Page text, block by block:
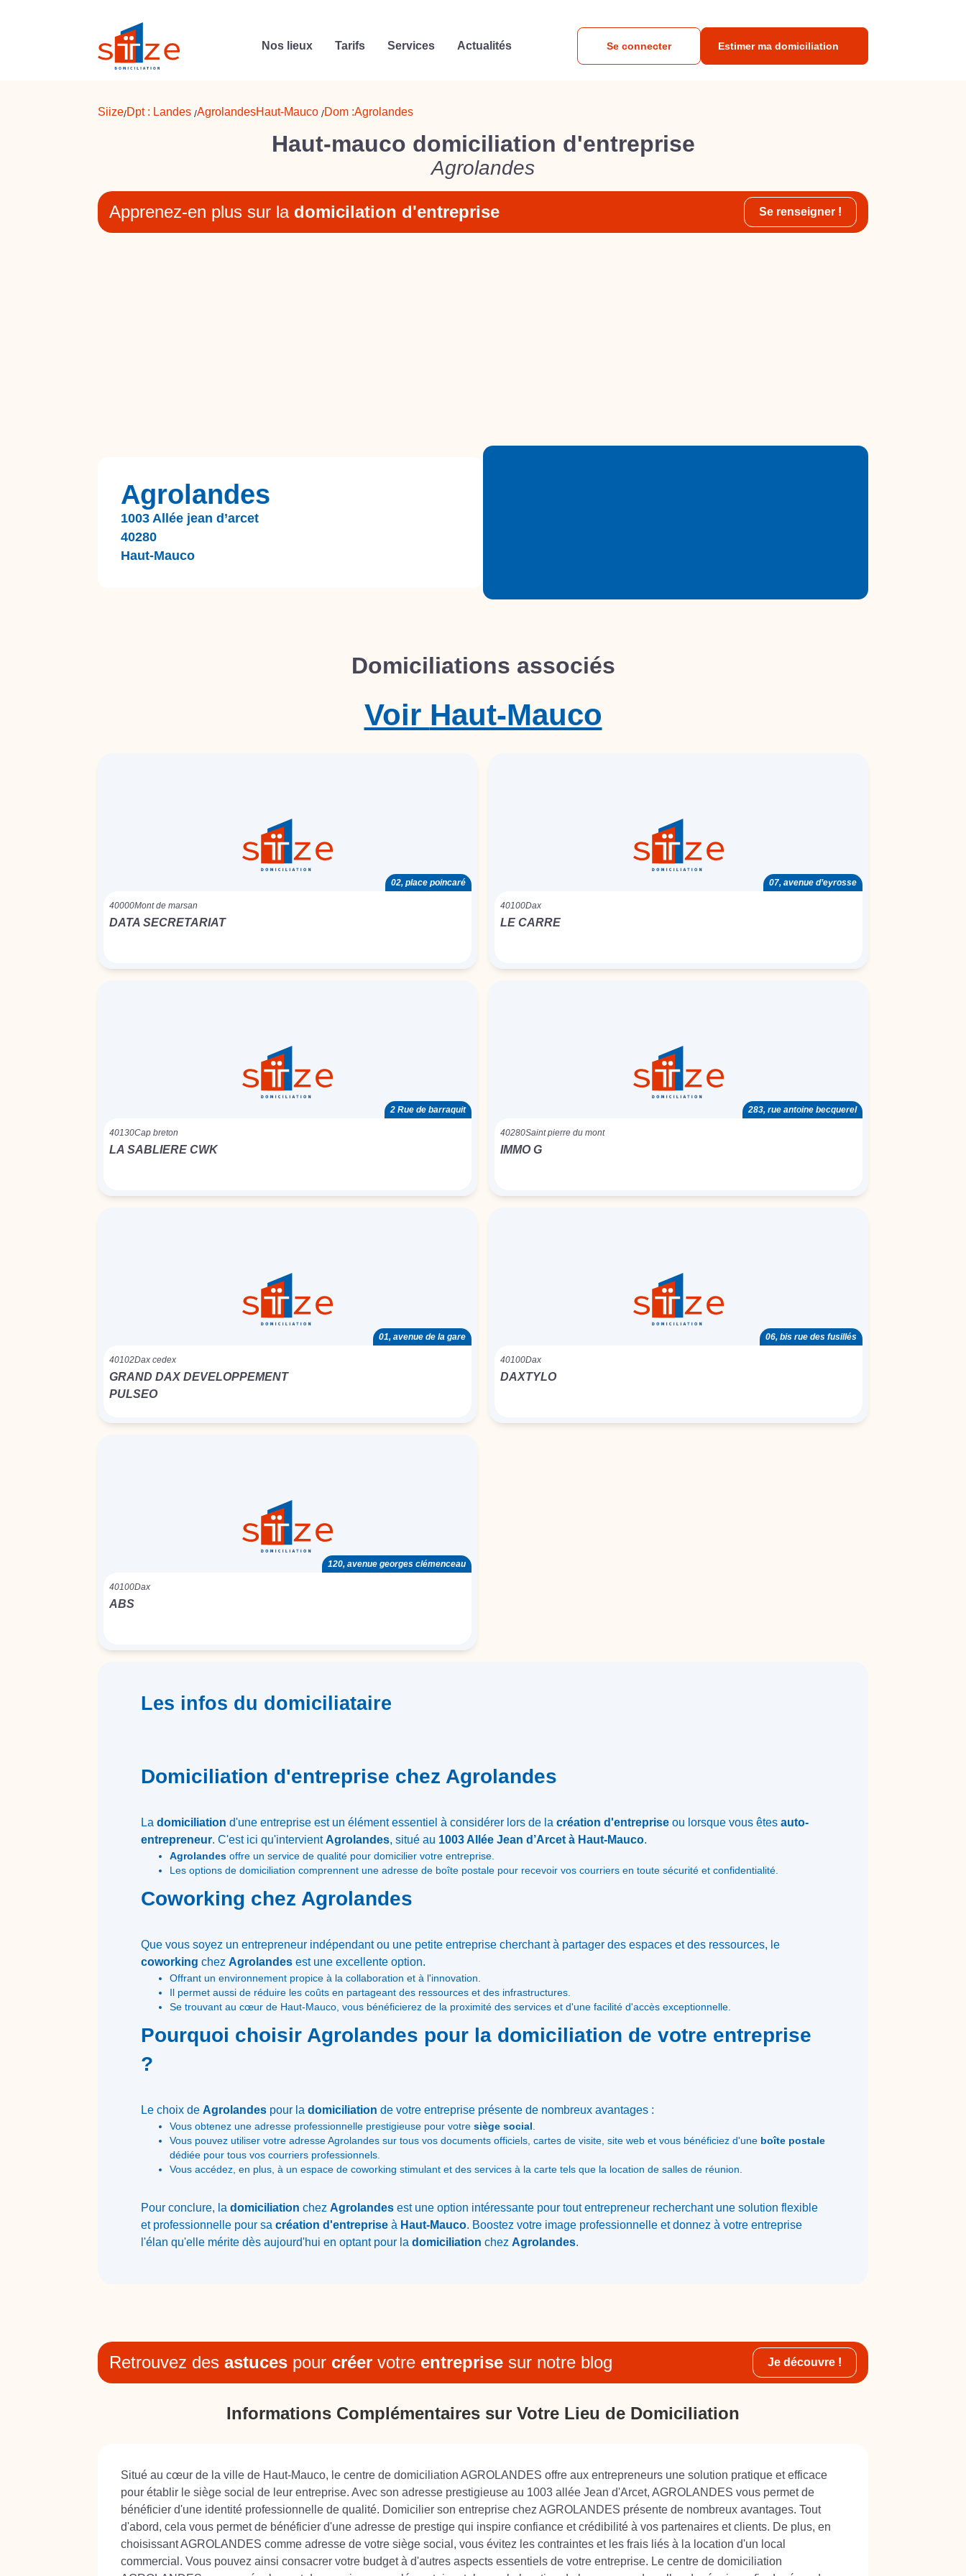
Nos lieux Tarifs Services Actualités Se connecter Estimer ma domiciliation
Siize/Dpt : Landes /AgrolandesHaut-Mauco /Dom :Agrolandes
Haut-mauco domiciliation d'entreprise
Agrolandes
Apprenez-en plus sur la domicilation d'entreprise Se renseigner !
Agrolandes
1003 Allée jean d’arcet
40280
Haut-Mauco
Domiciliations associés
Haut-Mauco
Voir
02, place poincaré
40000Mont de marsan
DATA SECRETARIAT
07, avenue d’eyrosse
40100Dax
LE CARRE
2 Rue de barraquit
40130Cap breton
LA SABLIERE CWK
283, rue antoine becquerel
40280Saint pierre du mont
IMMO G
01, avenue de la gare
40102Dax cedex
GRAND DAX DEVELOPPEMENT
PULSEO
06, bis rue des fusillés
40100Dax
DAXTYLO
120, avenue georges clémenceau
40100Dax
ABS
Les infos du domiciliataire
Domiciliation d'entreprise chez Agrolandes
La domiciliation d'une entreprise est un élément essentiel à considérer lors de la création d'entreprise ou lorsque vous êtes auto-
entrepreneur. C'est ici qu'intervientAgrolandes, situé au 1003 Allée Jean d’Arcet à Haut-Mauco.
Agrolandes offre un service de qualité pour domicilier votre entreprise.
Les options de domiciliation comprennent une adresse de boîte postale pour recevoir vos courriers en toute sécurité et confidentialité.
Coworking chez Agrolandes
Que vous soyez un entrepreneur indépendant ou une petite entreprise cherchant à partager des espaces et des ressources, le
coworking chez Agrolandes est une excellente option.
Offrant un environnement propice à la collaboration et à l'innovation.
Il permet aussi de réduire les coûts en partageant des ressources et des infrastructures.
Se trouvant au cœur de Haut-Mauco, vous bénéficierez de la proximité des services et d'une facilité d'accès exceptionnelle.
Pourquoi choisir Agrolandes pour la domiciliation de votre entreprise
?
Le choix de Agrolandes pour la domiciliation de votre entreprise présente de nombreux avantages :
Vous obtenez une adresse professionnelle prestigieuse pour votre siège social
Vous pouvez utiliser votre adresse Agrolandes sur tous vos documents officiels, cartes de visite, site web et vous bénéficiez d'une boîte postale
dédiée pour tous vos courriers professionnels.
Vous accédez, en plus, à un espace de coworking stimulant et des services à la carte tels que la location de salles de réunion.
Pour conclure, la domiciliation chez Agrolandes est une option intéressante pour tout entrepreneur recherchant une solution flexible
et professionnelle pour sa création d'entreprise à Haut-Mauco. Boostez votre image professionnelle et donnez à votre entreprise
l'élan qu'elle mérite dès aujourd'hui en optant pour la domiciliation chez Agrolandes.
Retrouvez des astuces pour créer votre entreprise sur notre blog Je découvre !
Informations Complémentaires sur Votre Lieu de Domiciliation
Situé au cœur de la ville de Haut-Mauco, le centre de domiciliation AGROLANDES offre aux entrepreneurs une solution pratique et efficace
pour établir le siège social de leur entreprise. Avec son adresse prestigieuse au 1003 allée Jean d'Arcet, AGROLANDES vous permet de
bénéficier d'une identité professionnelle de qualité. Domicilier son entreprise chez AGROLANDES présente de nombreux avantages. Tout
d'abord, cela vous permet de bénéficier d'une adresse de prestige qui inspire confiance et crédibilité à vos partenaires et clients. De plus, en
choisissant AGROLANDES comme adresse de votre siège social, vous évitez les contraintes et les frais liés à la location d'un local
commercial. Vous pouvez ainsi consacrer votre budget à d'autres aspects essentiels de votre entreprise. Le centre de domiciliation